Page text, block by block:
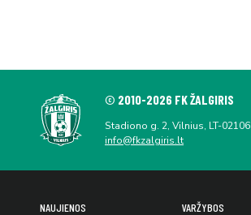
© 2010-2026 FK ŽALGIRIS
Stadiono g. 2, Vilnius, LT-02106
info@fkzalgiris.lt
NAUJIENOS VARŽYBOS